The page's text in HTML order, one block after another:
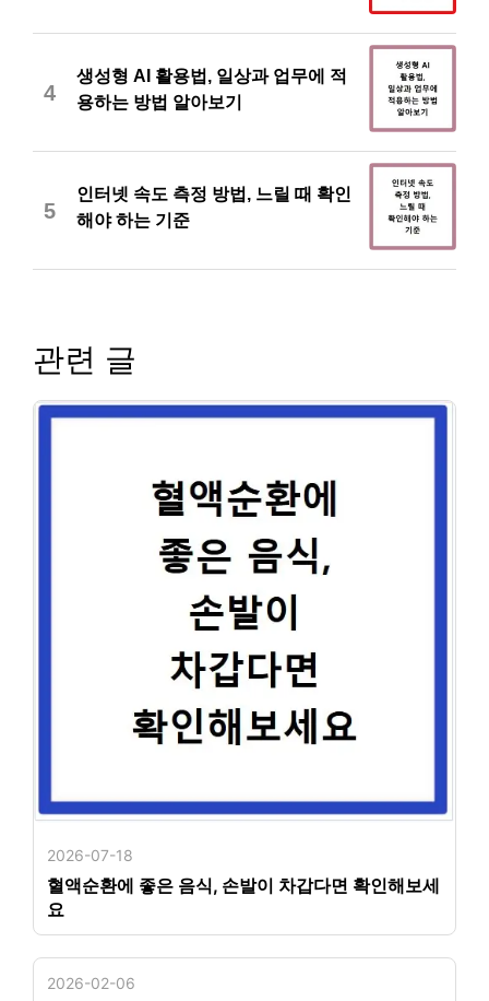
4
생성형 AI 활용법, 일상과 업무에 적
용하는 방법 알아보기
5
인터넷 속도 측정 방법, 느릴 때 확인
해야 하는 기준
관련 글
2026-07-18
혈액순환에 좋은 음식, 손발이 차갑다면 확인해보세
요
2026-02-06